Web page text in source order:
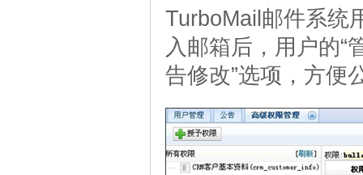
TurboMail邮件系统
入邮箱后，用户的“
告修改”选项，方便